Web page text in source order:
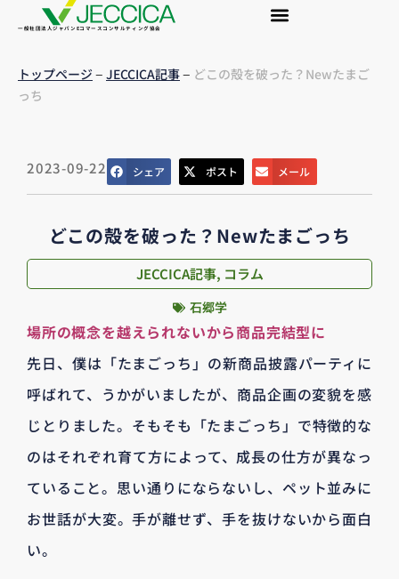
一般社団法人ジャパンEコマースコンサルティング協会
トップページ– JECCICA記事– どこの殻を破った？Newたまご
っち
2023-09-22 シェア ポスト メール
どこの殻を破った？Newたまごっち
JECCICA記事, コラム
石郷学
場所の概念を越えられないから商品完結型に
先日、僕は「たまごっち」の新商品披露パーティに
呼ばれて、うかがいましたが、商品企画の変貌を感
じとりました。そもそも「たまごっち」で特徴的な
のはそれぞれ育て方によって、成長の仕方が異なっ
ていること。思い通りにならないし、ペット並みに
お世話が大変。手が離せず、手を抜けないから面白
い。